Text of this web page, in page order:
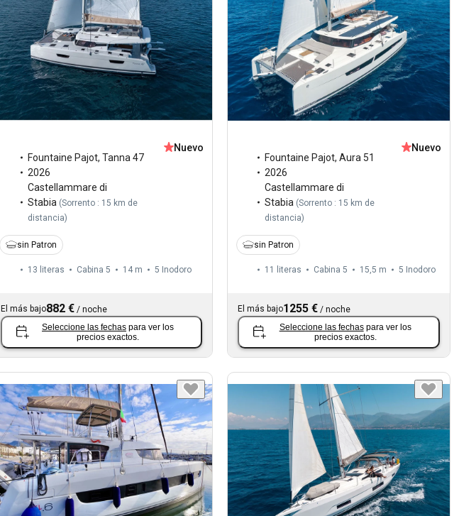
Fountaine Pajot, Tanna 47
2026
Castellammare di
Stabia (Sorrento : 15 km de
distancia)
Nuevo
sin Patron
13 literas Cabina 5 14 m 5 Inodoro
El más bajo882 €/ noche
Seleccione las fechas para ver los
precios exactos.
Fountaine Pajot,Aura 51
2026
Castellammare di
Stabia (Sorrento : 15 km de
distancia)
Nuevo
sin Patron
11 literas Cabina 5 15,5 m 5 Inodoro
El más bajo1255 € /noche
Seleccione las fechas para ver los
precios exactos.